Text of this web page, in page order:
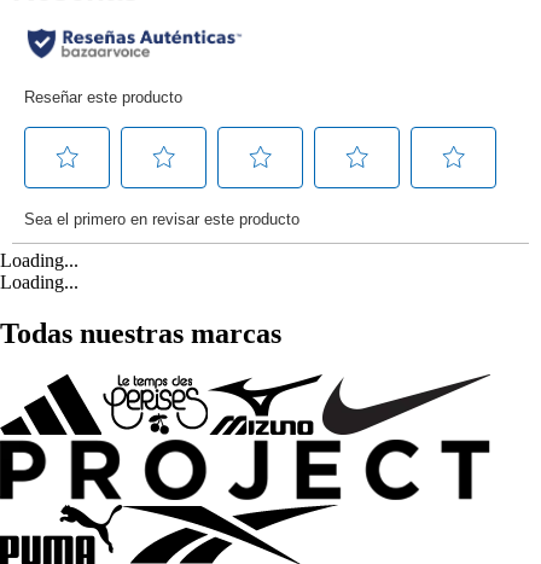
Loading...
Loading...
Todas nuestras marcas